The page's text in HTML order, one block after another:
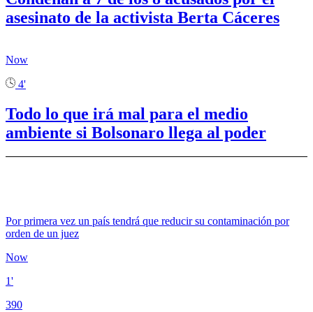
asesinato de la activista Berta Cáceres
Now
4'
Todo lo que irá mal para el medio
ambiente si Bolsonaro llega al poder
Por primera vez un país tendrá que reducir su contaminación por
orden de un juez
Now
1'
390